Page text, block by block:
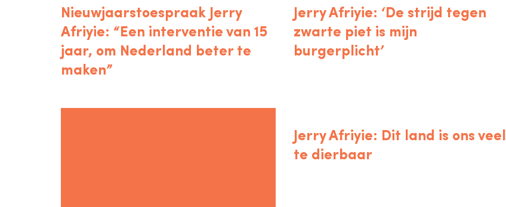
Nieuwjaarstoespraak Jerry
Afriyie: “Een interventie van 15
jaar, om Nederland beter te
maken”
Jerry Afriyie: ‘De strijd tegen
zwarte piet is mijn
burgerplicht’
Jerry Afriyie: Dit land is ons veel
te dierbaar